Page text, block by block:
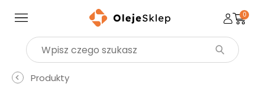
Wyszukaj produkt
0
Produkty